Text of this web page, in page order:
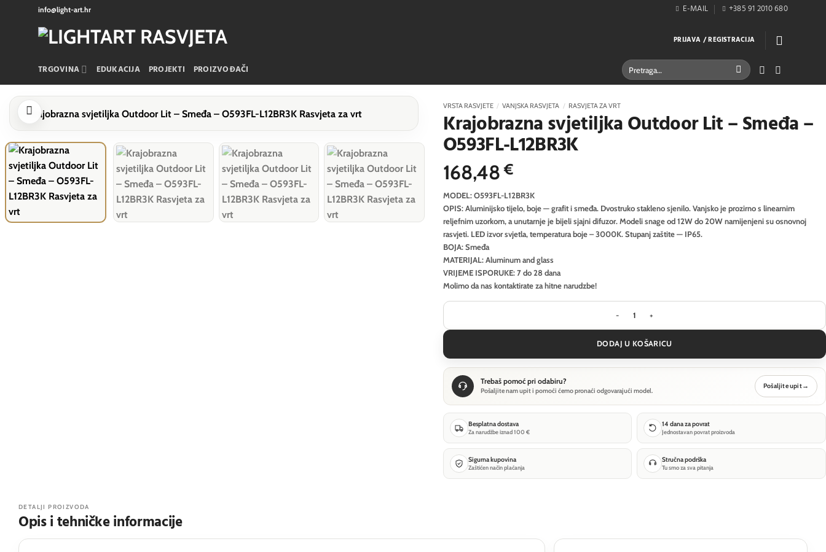
info@light-art.hr E-MAIL +385 91 2010 680
PRIJAVA / REGISTRACIJA
TRGOVINA EDUKACIJA PROJEKTI PROIZVOĐAČI Pretraži:
VRSTA RASVJETE / VANJSKA RASVJETA / RASVJETA ZA VRT
Krajobrazna svjetiljka Outdoor Lit – Smeđa –
O593FL-L12BR3K
168,48€
MODEL: O593FL-L12BR3K
OPIS: Aluminijsko tijelo, boje — grafit i smeđa. Dvostruko stakleno sjenilo. Vanjsko je prozirno s linearnim
reljefnim uzorkom, a unutarnje je bijeli sjajni difuzor. Modeli snage od 12W do 20W namijenjeni su osnovnoj
rasvjeti. LED izvor svjetla, temperatura boje – 3000K. Stupanj zaštite — IP65.
BOJA: Smeđa
MATERIJAL: Aluminum and glass
VRIJEME ISPORUKE: 7 do 28 dana
Molimo da nas kontaktirate za hitne narudzbe!
Krajobrazna svjetiljka Outdoor Lit - Smeđa -
DODAJ U KOŠARICU
Trebaš pomoć pri odabiru?
Pošaljite nam upit i pomoći ćemo pronaći odgovarajući model.
Pošaljite upit→
Besplatna dostava
Za narudžbe iznad 100 €
14 dana za povrat
Jednostavan povrat proizvoda
Sigurna kupovina
Zaštićen način plaćanja
Stručna podrška
Tu smo za sva pitanja
DETALJI PROIZVODA
Opis i tehničke informacije